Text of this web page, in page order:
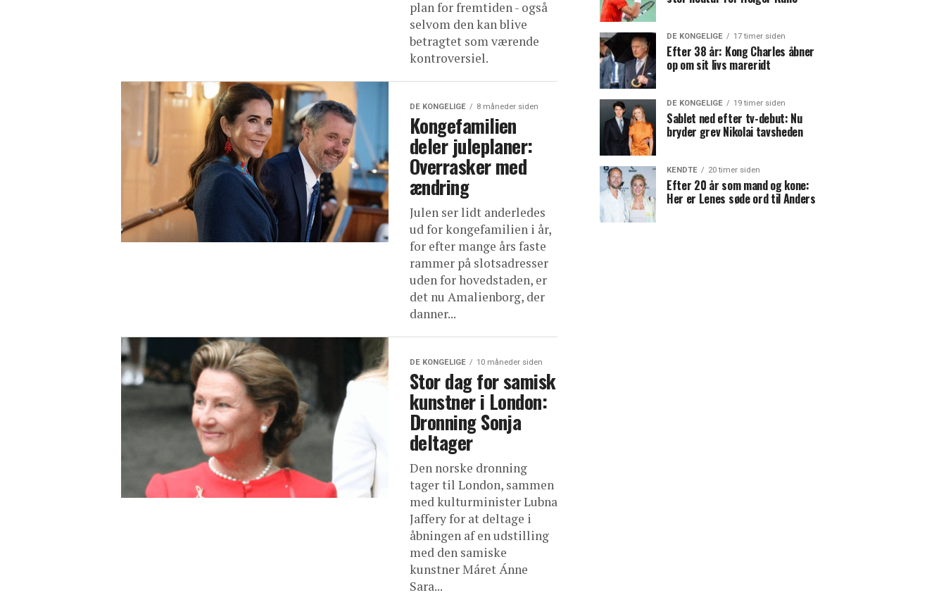
plan for fremtiden - også
selvom den kan blive
betragtet som værende
kontroversiel.
DE KONGELIGE 8 måneder siden
Kongefamilien
deler juleplaner:
Overrasker med
ændring
Julen ser lidt anderledes
ud for kongefamilien i år,
for efter mange års faste
rammer på slotsadresser
uden for hovedstaden, er
det nu Amalienborg, der
danner...
DE KONGELIGE 10 måneder siden
Stor dag for samisk
kunstner i London:
Dronning Sonja
deltager
Den norske dronning
tager til London, sammen
med kulturminister Lubna
Jaffery for at deltage i
åbningen af en udstilling
med den samiske
kunstner Máret Ánne
Sara...
DE KONGELIGE 17 timer siden
Efter 38 år: Kong Charles åbner
op om sit livs mareridt
DE KONGELIGE 19 timer siden
Sablet ned efter tv-debut: Nu
bryder grev Nikolai tavsheden
KENDTE 20 timer siden
Efter 20 år som mand og kone:
Her er Lenes søde ord til Anders